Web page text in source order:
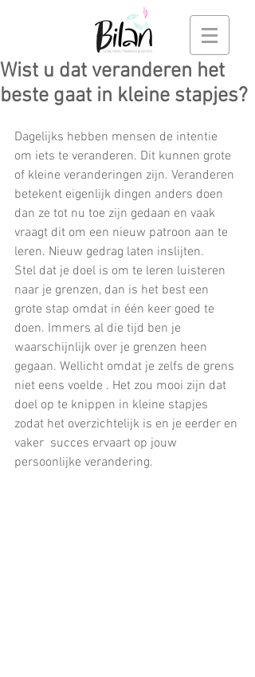
Wist u dat veranderen het
beste gaat in kleine stapjes?
Dagelijks hebben mensen de intentie
om iets te veranderen. Dit kunnen grote
of kleine veranderingen zijn. Veranderen
betekent eigenlijk dingen anders doen
dan ze tot nu toe zijn gedaan en vaak
vraagt dit om een nieuw patroon aan te
leren. Nieuw gedrag laten inslijten.
Stel dat je doel is om te leren luisteren
naar je grenzen, dan is het best een
grote stap omdat in één keer goed te
doen. Immers al die tijd ben je
waarschijnlijk over je grenzen heen
gegaan. Wellicht omdat je zelfs de grens
niet eens voelde . Het zou mooi zijn dat
doel op te knippen in kleine stapjes
zodat het overzichtelijk is en je eerder en
vaker  succes ervaart op jouw
persoonlijke verandering.